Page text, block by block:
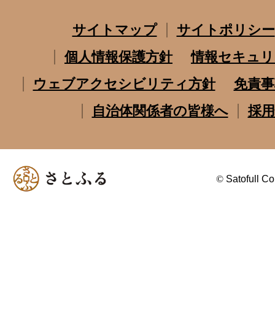
サイトマップ
サイトポリシー
個人情報保護方針
情報セキュ
ウェブアクセシビリティ方針
免責
自治体関係者の皆様へ
採
© Satofull